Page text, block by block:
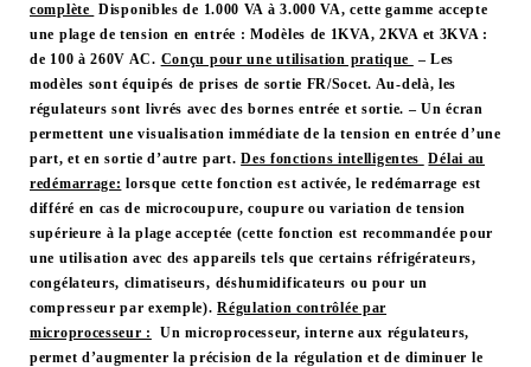
complète Disponibles de 1.000 VA à 3.000 VA, cette gamme accepte
une plage de tension en entrée : Modèles de 1KVA, 2KVA et 3KVA :
de 100 à 260V AC. Conçu pour une utilisation pratique
– Les
modèles sont équipés de prises de sortie FR/Socet. Au-delà, les
régulateurs sont livrés avec des bornes entrée et sortie. – Un écran
permettent une visualisation immédiate de la tension en entrée d’une
part, et en sortie d’autre part.Des fonctions intelligentes
Délai au
redémarrage: lorsque cette fonction est activée, le redémarrage est
différé en cas de microcoupure, coupure ou variation de tension
supérieure à la plage acceptée (cette fonction est recommandée pour
une utilisation avec des appareils tels que certains réfrigérateurs,
congélateurs, climatiseurs, déshumidificateurs ou pour un
compresseur par exemple).Régulation contrôlée par
microprocesseur :
Un microprocesseur, interne aux régulateurs,
permet d’augmenter la précision de la régulation et de diminuer le